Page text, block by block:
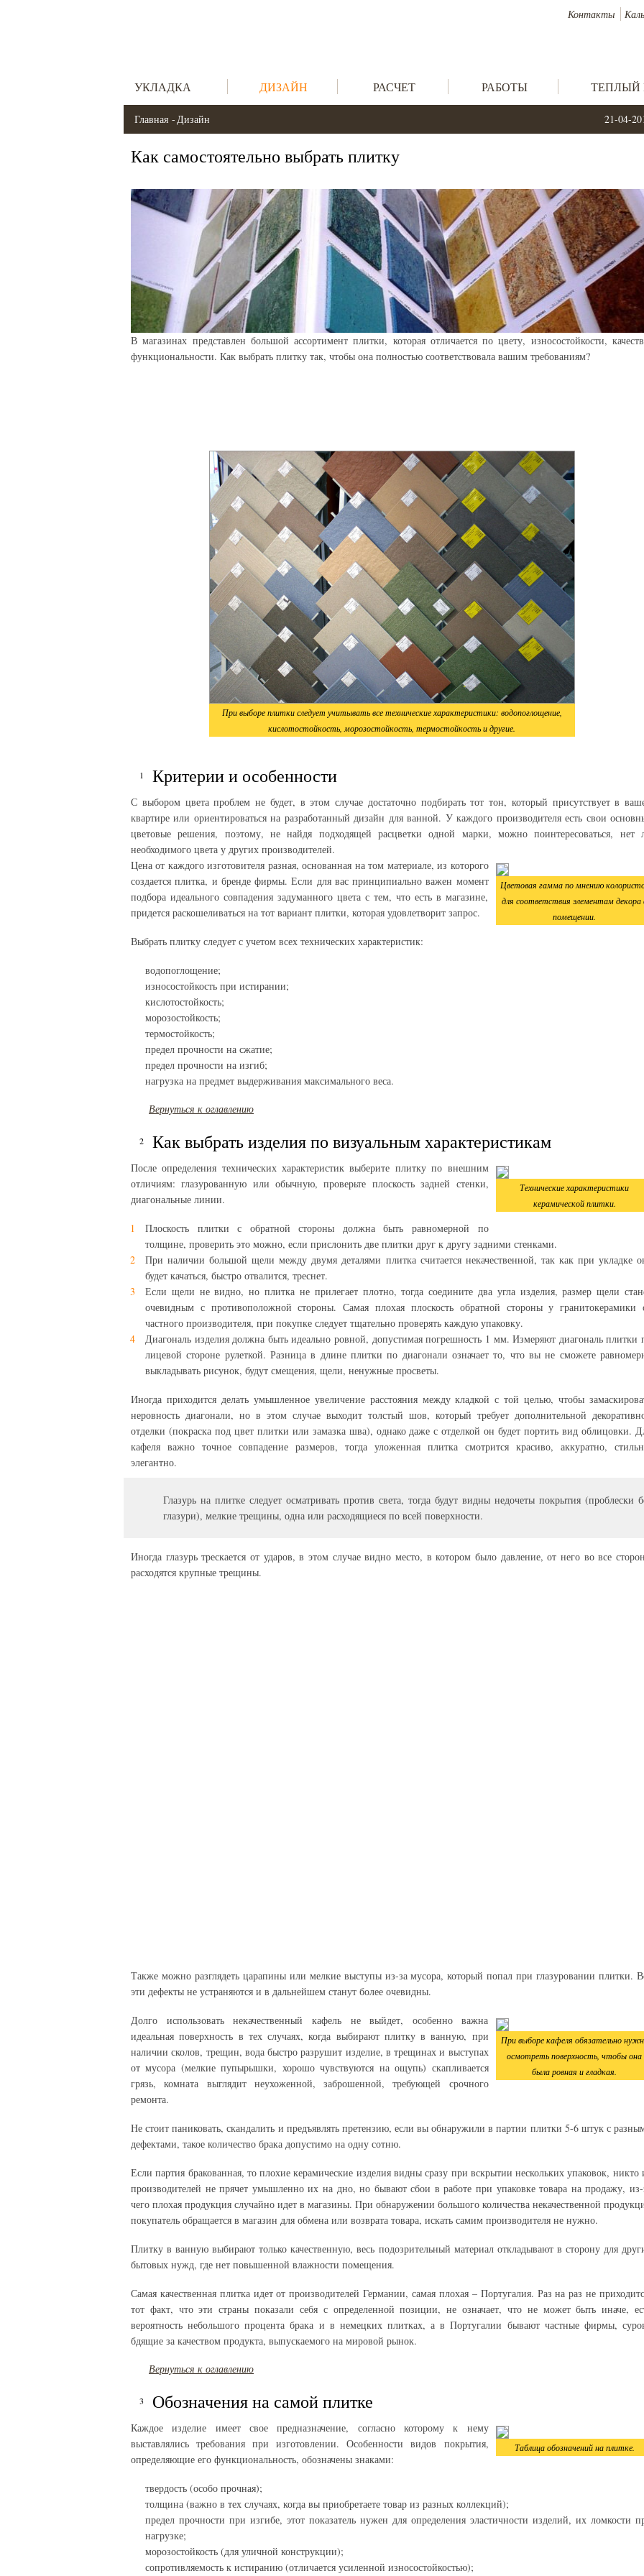
Контакты
УКЛАДКА ДИЗАЙН РАСЧЕТ РАБОТЫ ТЕПЛЫЙ
Главная Дизайн 21-04-
Как самостоятельно выбрать плитку
В магазинах представлен большой ассортимент плитки, которая отличается по цвету, износостойкости,
функциональности. Как выбрать плитку так, чтобы она полностью соответствовала вашим требованиям?
При выборе плитки следует учитывать все технические характеристики: водопоглощение,
кислотостойкость, морозостойкость, термостойкость и другие.
Критерии и особенности
С выбором цвета проблем не будет, в этом случае достаточно подбирать тот тон, который присутствует в
квартире или ориентироваться на разработанный дизайн для ванной. У каждого производителя есть свои
цветовые решения, поэтому, не найдя подходящей расцветки одной марки, можно поинтересоваться, нет
необходимого цвета у других производителей.
Цветовая гамма по мнению
для соответствия элементам декора
помещении.
Цена от каждого изготовителя разная, основанная на том материале, из которого
создается плитка, и бренде фирмы. Если для вас принципиально важен момент
подбора идеального совпадения задуманного цвета с тем, что есть в магазине,
придется раскошеливаться на тот вариант плитки, которая удовлетворит запрос.
Выбрать плитку следует с учетом всех технических характеристик:
водопоглощение;
износостойкость при истирании;
кислотостойкость;
морозостойкость;
термостойкость;
предел прочности на сжатие;
предел прочности на изгиб;
нагрузка на предмет выдерживания максимального веса.
Вернуться к оглавлению
Как выбрать изделия по визуальным характеристикам
Технические характеристики
керамической плитки.
После определения технических характеристик выберите плитку по внешним
отличиям: глазурованную или обычную, проверьте плоскость задней стенки,
диагональные линии.
Плоскость плитки с обратной стороны должна быть равномерной по
толщине, проверить это можно, если прислонить две плитки друг к другу задними стенками.
При наличии большой щели между двумя деталями плитка считается некачественной, так как при укладке
будет качаться, быстро отвалится, треснет.
Если щели не видно, но плитка не прилегает плотно, тогда соедините два угла изделия, размер щели
очевидным с противоположной стороны. Самая плохая плоскость обратной стороны у гранитокерамики
частного производителя, при покупке следует тщательно проверять каждую упаковку.
Диагональ изделия должна быть идеально ровной, допустимая погрешность 1 мм. Измеряют диагональ плитки
лицевой стороне рулеткой. Разница в длине плитки по диагонали означает то, что вы не сможете
выкладывать рисунок, будут смещения, щели, ненужные просветы.
Иногда приходится делать умышленное увеличение расстояния между кладкой с той целью, чтобы
неровность диагонали, но в этом случае выходит толстый шов, который требует дополнительной
отделки (покраска под цвет плитки или замазка шва), однако даже с отделкой он будет портить вид облицовки.
кафеля важно точное совпадение размеров, тогда уложенная плитка смотрится красиво, аккуратно,
элегантно.
Глазурь на плитке следует осматривать против света, тогда будут видны недочеты покрытия (проблески
глазури), мелкие трещины, одна или расходящиеся по всей поверхности.
Иногда глазурь трескается от ударов, в этом случае видно место, в котором было давление, от него во все
расходятся крупные трещины.
Также можно разглядеть царапины или мелкие выступы из-за мусора, который попал при глазуровании плитки.
эти дефекты не устраняются и в дальнейшем станут более очевидны.
При выборе кафеля обязательно
осмотреть поверхность, чтобы она
была ровная и гладкая.
Долго использовать некачественный кафель не выйдет, особенно важна
идеальная поверхность в тех случаях, когда выбирают плитку в ванную, при
наличии сколов, трещин, вода быстро разрушит изделие, в трещинах и выступах
от мусора (мелкие пупырышки, хорошо чувствуются на ощупь) скапливается
грязь, комната выглядит неухоженной, заброшенной, требующей срочного
ремонта.
Не стоит паниковать, скандалить и предъявлять претензию, если вы обнаружили в партии плитки 5-6 штук с
дефектами, такое количество брака допустимо на одну сотню.
Если партия бракованная, то плохие керамические изделия видны сразу при вскрытии нескольких упаковок, никто
производителей не прячет умышленно их на дно, но бывают сбои в работе при упаковке товара на продажу, из-
чего плохая продукция случайно идет в магазины. При обнаружении большого количества некачественной
покупатель обращается в магазин для обмена или возврата товара, искать самим производителя не нужно.
Плитку в ванную выбирают только качественную, весь подозрительный материал откладывают в сторону для
бытовых нужд, где нет повышенной влажности помещения.
Самая качественная плитка идет от производителей Германии, самая плохая – Португалия. Раз на раз не
тот факт, что эти страны показали себя с определенной позиции, не означает, что не может быть иначе,
вероятность небольшого процента брака и в немецких плитках, а в Португалии бывают частные фирмы,
бдящие за качеством продукта, выпускаемого на мировой рынок.
Вернуться к оглавлению
Обозначения на самой плитке
Таблица обозначений на плитке.
Каждое изделие имеет свое предназначение, согласно которому к нему
выставлялись требования при изготовлении. Особенности видов покрытия,
определяющие его функциональность, обозначены знаками:
твердость (особо прочная);
толщина (важно в тех случаях, когда вы приобретаете товар из разных коллекций);
предел прочности при изгибе, этот показатель нужен для определения эластичности изделий, их ломкости
нагрузке;
морозостойкость (для уличной конструкции);
сопротивляемость к истиранию (отличается усиленной износостойкостью);